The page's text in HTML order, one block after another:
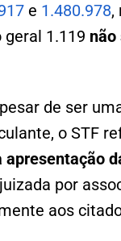
e 1.480.978,
geral 1.119 não
de ser
o STF
apresentação
por
aos